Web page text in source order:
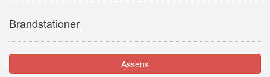
Brandstationer
Assens